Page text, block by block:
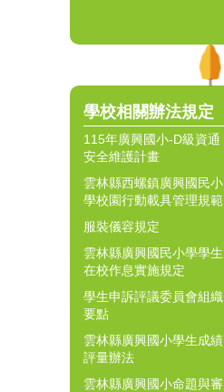
學校相關辦法規定
115年廣興國小-D級資通
安全維護計畫
雲林縣西螺鎮廣興國民小
學校園行動載具管理規範
服裝儀容規定
雲林縣廣興國民小學學生
在校作息實施規定
學生申訴評議委員會組織
要點
雲林縣廣興國小學生成績
評量辦法
雲林縣廣興國小命題與審